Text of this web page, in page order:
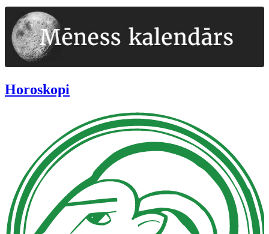
Horoskopi